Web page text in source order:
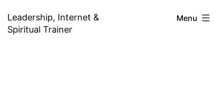
to
Leadership, Internet &
Spiritual Trainer
Menu